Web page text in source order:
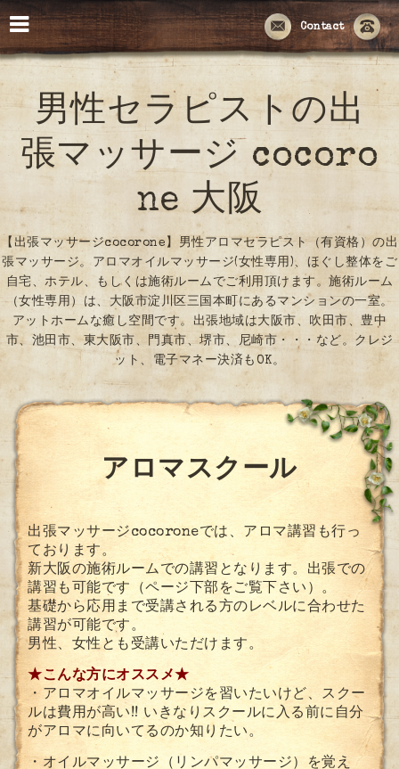
Contact
男性セラピストの出
張マッサージ cocoro
ne 大阪
【出張マッサージcocorone】男性アロマセラピスト（有資格）の出
張マッサージ。アロマオイルマッサージ(女性専用)、ほぐし整体をご
自宅、ホテル、もしくは施術ルームでご利用頂けます。施術ルーム
（女性専用）は、大阪市淀川区三国本町にあるマンションの一室。
アットホームな癒し空間です。出張地域は大阪市、吹田市、豊中
市、池田市、東大阪市、門真市、堺市、尼崎市・・・など。クレジ
ット、電子マネー決済もOK。
アロマスクール
出張マッサージcocoroneでは、アロマ講習も行っ
ております。
新大阪の施術ルームでの講習となります。出張での
講習も可能です（ページ下部をご覧下さい）。
基礎から応用まで受講される方のレベルに合わせた
講習が可能です。
男性、女性とも受講いただけます。
★こんな方にオススメ★
・アロマオイルマッサージを習いたいけど、スクー
ルは費用が高い!! いきなりスクールに入る前に 自分
がアロマに向いてるのか知りたい。
・オイルマッサージ（リンパマッサージ）を覚え